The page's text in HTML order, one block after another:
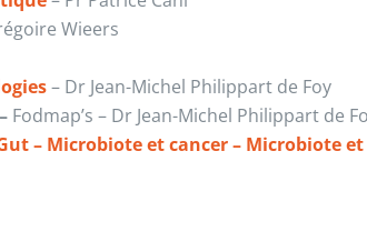
Wieers
– Dr Jean-Michel Philippart de Foy
– Fodmap’s – Dr Jean-Michel Philippart de
– Microbiote et cancer – Microbiote